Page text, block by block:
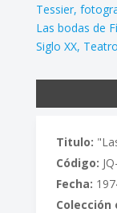
Tessier
Las bodas de
Siglo XX
Titulo:
Código:
Fecha:
Colección